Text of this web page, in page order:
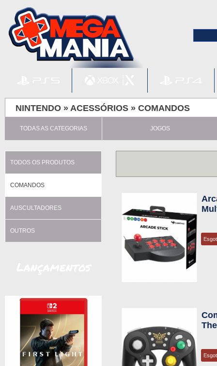
NINTENDO » ACESSÓRIOS » COMANDOS
TODAS AS CATEGORIAS JOGOS
TODOS OS PRODUTOS
COMANDOS
AUSCULTADORES
OUTROS